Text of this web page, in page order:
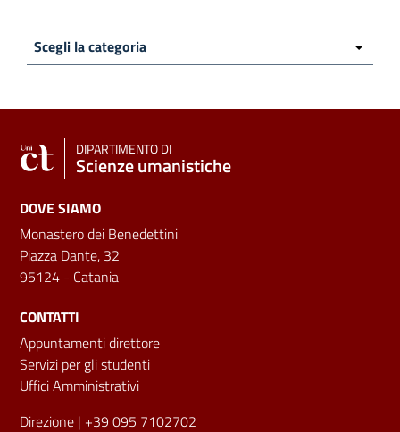
DIPARTIMENTO DI
Scienze umanistiche
DOVE SIAMO
Monastero dei Benedettini
Piazza Dante, 32
95124 - Catania
CONTATTI
Appuntamenti direttore
Servizi per gli studenti
Uffici Amministrativi
Direzione | +39 095 7102702